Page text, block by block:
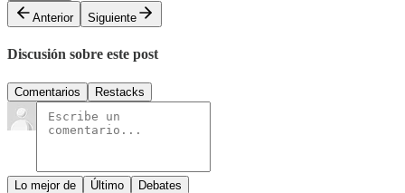
Anterior
Siguiente
Discusión sobre este post
Comentarios Restacks
Lo mejor de Último Debates